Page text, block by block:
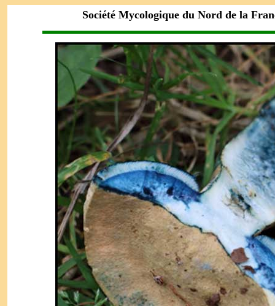
Société Mycologique du Nord de la